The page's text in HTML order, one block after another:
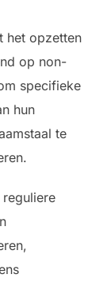
het opzetten
op non-
specifieke
hun
te